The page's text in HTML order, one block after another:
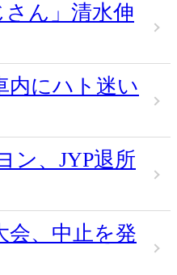
さん」清水伸
内にハト迷い
ン、JYP退所
会、中止を発